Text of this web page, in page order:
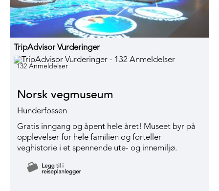
TripAdvisor Vurderinger
132 Anmeldelser
Norsk vegmuseum
Hunderfossen
Gratis inngang og åpent hele året! Museet byr på
opplevelser for hele familien og forteller
veghistorie i et spennende ute- og innemiljø.